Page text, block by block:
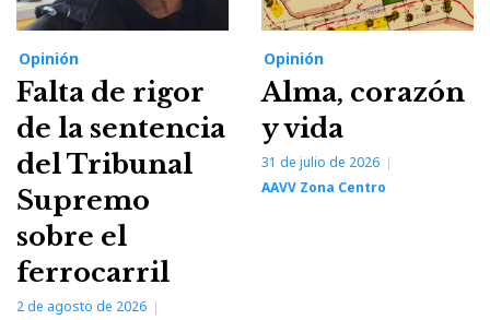
Opinión
Falta de rigor
de la sentencia
del Tribunal
Supremo
sobre el
ferrocarril
2 de agosto de 2026
Opinión
Alma, corazón
y vida
31 de julio de 2026
AAVV Zona Centro